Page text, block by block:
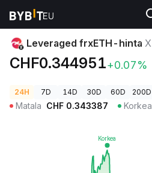
Kryptohinnat Leveraged frxETH-hinta
Leveraged frxETH-hinta
CHF0.344951+0.07%
24H 7D 14D 30D 60D 200D
Matala CHF 0.343387 Korkea